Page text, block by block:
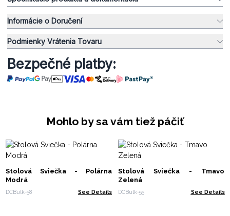
Informácie o Doručení
Podmienky Vrátenia Tovaru
Bezpečné platby:
Mohlo by sa vám tiež páčiť
Stolová Sviečka - Polárna
Modrá
DCBulk-58 See Details
Stolová Sviečka - Tmavo
Zelená
DCBulk-55 See Details